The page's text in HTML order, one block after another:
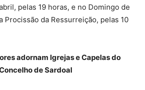
pelas 19 horas, e no Domingo de
Procissão da Ressurreição, pelas 10
adornam Igrejas e Capelas do
de Sardoal